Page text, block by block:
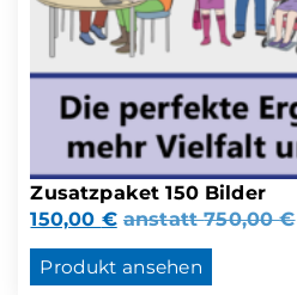
Zusatzpaket 150 Bilder
150,00 € anstatt750,00€
Produkt ansehen